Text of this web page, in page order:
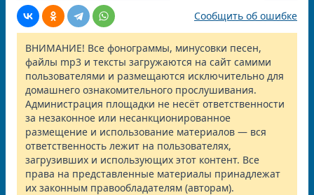
Сообщить об ошибке
ВНИМАНИЕ! Все фонограммы, минусовки песен,
файлы mp3 и тексты загружаются на сайт самими
пользователями и размещаются исключительно для
домашнего ознакомительного прослушивания.
Администрация площадки не несёт ответственности
за незаконное или несанкционированное
размещение и использование материалов — вся
ответственность лежит на пользователях,
загрузивших и использующих этот контент. Все
права на представленные материалы принадлежат
их законным правообладателям (авторам).